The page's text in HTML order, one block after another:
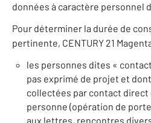
données à caractère personnel
Pour déterminer la durée de
pertinente, CENTURY 21
les personnes dites «
pas exprimé de projet et
collectées par contact direct
personne (opération de
aux lettres, rencontres